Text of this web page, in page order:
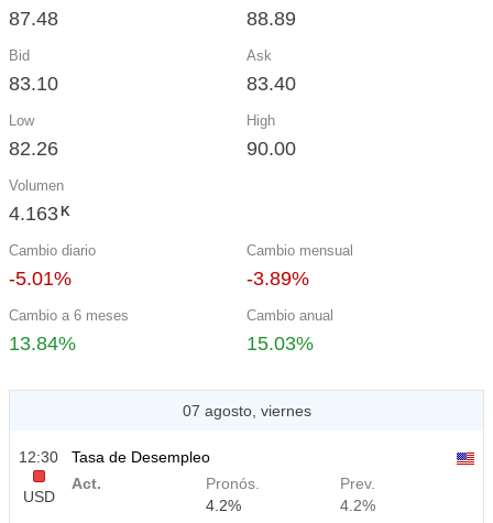
87.48 88.89
Bid
83.10
Ask
83.40
Low
82.26
High
90.00
Volumen
4.163 K
Cambio diario
-5.01%
Cambio mensual
-3.89%
Cambio a 6 meses
13.84%
Cambio anual
15.03%
07 agosto, viernes
12:30
USD
Tasa de Desempleo
Act.
Pronós.
4.2%
Prev.
4.2%